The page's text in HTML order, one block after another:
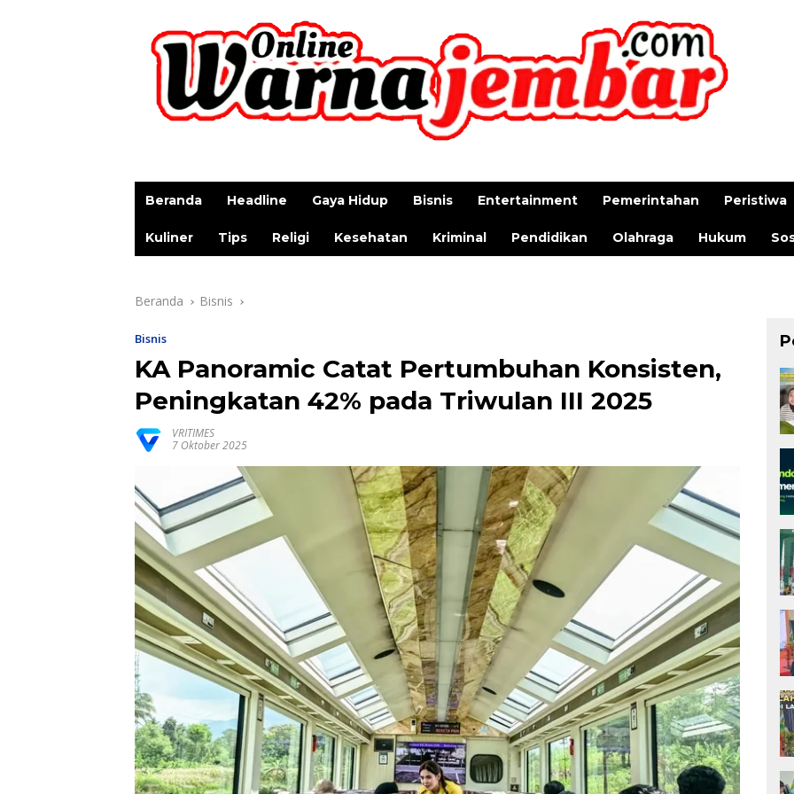
Beranda Headline Gaya Hidup Bisnis Entertainment Pemerintahan Peristiwa
Kuliner Tips Religi Kesehatan Kriminal Pendidikan Olahraga Hukum
Beranda Bisnis
Bisnis
KA Panoramic Catat Pertumbuhan Konsisten,
Peningkatan 42% pada Triwulan III 2025
VRITIMES
7 Oktober 2025